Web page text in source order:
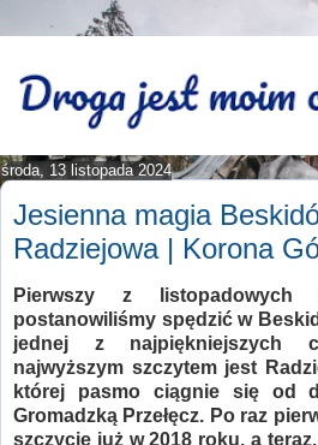
środa, 13 listopada 2024
Jesienna magia
Radziejowa | Korona
Pierwszy z listopadowych
postanowiliśmy spędzić w
jednej z najpiękniejszych
najwyższym szczytem jest
której pasmo ciągnie się od
Gromadzką Przełęcz. Po raz
szczycie już w 2018 roku, a